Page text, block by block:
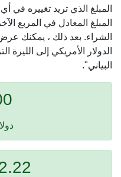
المبلغ الذي تريد تغييره
المبلغ المعادل في المربع
الشراء. بعد ذلك ، يمكنك
الدولار الأمريكي إلى
البياني".